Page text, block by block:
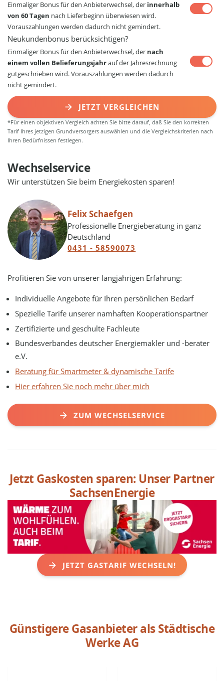
Einmaliger Bonus für den Anbieterwechsel, der innerhalb
von 60 Tagen nach Lieferbeginn überwiesen wird.
Vorauszahlungen werden dadurch nicht gemindert.
Neukundenbonus berücksichtigen?
Einmaliger Bonus für den Anbieterwechsel, der nach
einem vollen Belieferungsjahrauf der Jahresrechnung
gutgeschrieben wird. Vorauszahlungen werden dadurch
nicht gemindert.
JETZT VERGLEICHEN
*Für einen objektiven Vergleich achten Sie bitte darauf, daß Sie den korrekten
Tarif Ihres jetzigen Grundversorgers auswählen und die Vergleichskriterien nach
Ihren Bedürfnissen festlegen.
Wechselservice
Wir unterstützen Sie beim Energiekosten sparen!
Felix Schaefgen
Professionelle Energieberatung in ganz
Deutschland
0431 - 58590073
Profitieren Sie von unserer langjährigen Erfahrung:
Individuelle Angebote für Ihren persönlichen Bedarf
Spezielle Tarife unserer namhaften Kooperationspartner
Zertifizierte und geschulte Fachleute
Bundesverbandes deutscher Energiemakler und -berater
e.V.
Beratung für Smartmeter & dynamische Tarife
Hier erfahren Sie noch mehr über mich
ZUM WECHSELSERVICE
Jetzt Gaskosten sparen: Unser Partner
SachsenEnergie
JETZT GASTARIF WECHSELN!
Günstigere Gasanbieter alsStädtische
Werke AG